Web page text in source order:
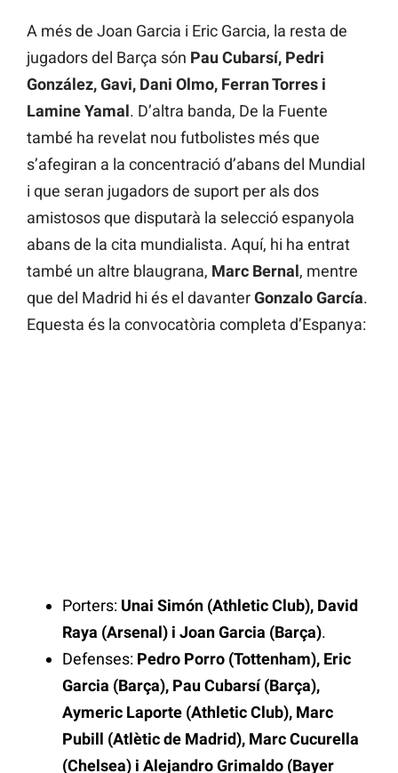
A més de Joan Garcia i Eric Garcia, la resta de
jugadors del Barça són Pau Cubarsí, Pedri
González, Gavi, Dani Olmo, Ferran Torres i
Lamine Yamal. D’altra banda, De la Fuente
també ha revelat nou futbolistes més que
s’afegiran a la concentració d’abans del Mundial
i que seran jugadors de suport per als dos
amistosos que disputarà la selecció espanyola
abans de la cita mundialista. Aquí, hi ha entrat
també un altre blaugrana, Marc Bernal, mentre
que del Madrid hi és el davanterGonzalo García.
Equesta és la convocatòria completa d’Espanya:
Porters: Unai Simón (Athletic Club), David
Raya (Arsenal) i Joan Garcia (Barça).
Defenses: Pedro Porro (Tottenham), Eric
Garcia (Barça), Pau Cubarsí (Barça),
Aymeric Laporte (Athletic Club), Marc
Pubill (Atlètic de Madrid), Marc Cucurella
(Chelsea) i Alejandro Grimaldo (Bayer